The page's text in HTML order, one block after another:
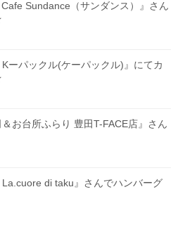
Sundance（サンダンス）』さん
パックル(ケーパックル)』にてカ
お台所ふらり 豊田T-FACE店』さん
di taku』さんでハンバーグ